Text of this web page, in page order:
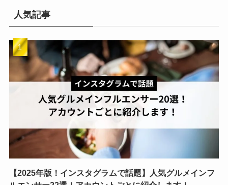
人気記事
【2025年版！インスタグラムで話題】人気グルメインフ